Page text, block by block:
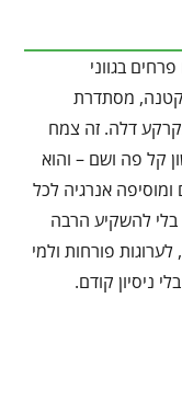
בגווני
מסתדרת
דלה. זה צמח
קל פה ושם – והוא
אנרגיה לכל
בלי להשקיע הרבה
פורחות ולמי
ניסיון קודם.